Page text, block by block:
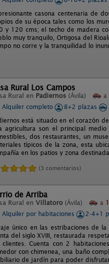
casona centenaria de
de su época tales como los
y 120 cms; el techo de madera
muy tranquilo, Ortigosa del
no corre y la tranquilidad lo
Rural Los Campos
Rural en Padiernos (Ávila) a
Alquiler completo
8+2 plazas
está situado en el corazón
agricultura son el principal
dos restaurantes, un
típicos de la zona, esta
en los patios y zona
(3 comentarios)
de Arriba
Rural en Villatoro (Ávila) a
Alquiler por habitaciones
2-4+1
único en las estribaciones de
del siglo XVIII, restaurada
clientes. Cuenta con 2
con chimenea, una baño
de jardín para poder